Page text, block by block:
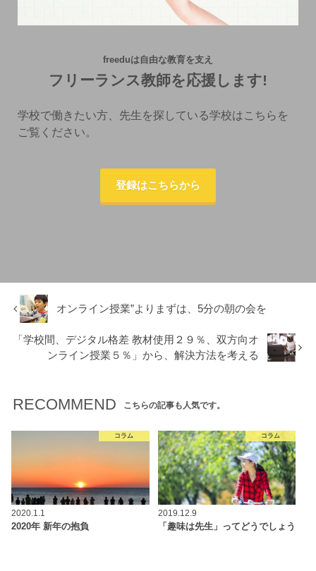
freeduは自由な教育を支え
フリーランス教師を応援します!
学校で働きたい方、先生を探している学校はこちらを
ご覧ください。
登録はこちらから
オンライン授業”よりまずは、5分の朝の会を
「学校間、デジタル格差 教材使用２９％、双方向オ
ンライン授業５％」から、解決方法を考える
RECOMMEND こちらの記事も人気です。
コラム
2020.1.1
2020年 新年の抱負
コラム
2019.12.9
「趣味は先生」ってどうでしょう